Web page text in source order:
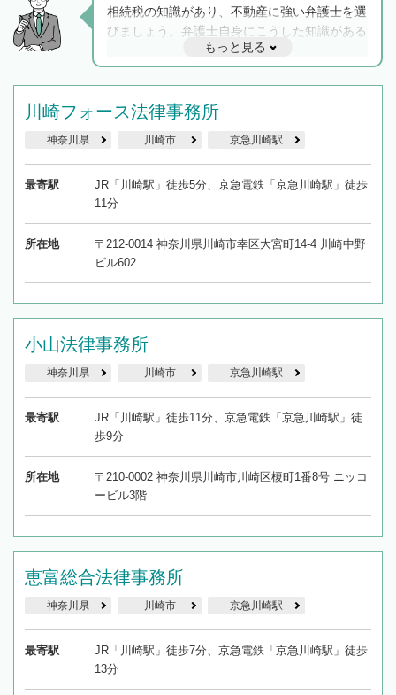
相続税の知識があり、不動産に強い弁護士を選
びましょう。弁護士自身にこうした知識がある
と他士業との連携もスムーズに進み、トラブル
解決のみならず相続をトータルで任せることが
できます。また、相続は感情がからむ分野なの
でフィーリングも重要です。実際に電話や面談
頼をするのがおすすめです。
もっと見る
川崎フォース法律事務所
神奈川県 川崎市 京急川崎駅
最寄駅
JR「川崎駅」徒歩5分、京急電鉄「京急川崎駅」徒歩
11分
所在地
〒212-0014 神奈川県川崎市幸区大宮町14-4 川崎中野
ビル602
小山法律事務所
神奈川県 川崎市 京急川崎駅
最寄駅
JR「川崎駅」徒歩11分、京急電鉄「京急川崎駅」徒
歩9分
所在地
〒210-0002 神奈川県川崎市川崎区榎町1番8号 ニッコ
ービル3階
恵富総合法律事務所
神奈川県 川崎市 京急川崎駅
最寄駅
JR「川崎駅」徒歩7分、京急電鉄「京急川崎駅」徒歩
13分